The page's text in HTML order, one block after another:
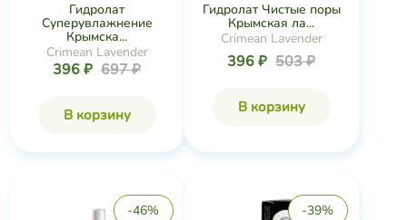
Гидролат
Суперувлажнение
Крымска...
Crimean Lavender
396 ₽ 697 ₽
В корзину
Гидролат Чистые поры
Крымская ла...
Crimean Lavender
396 ₽ 503 ₽
В корзину
-46% -39%